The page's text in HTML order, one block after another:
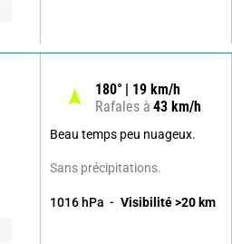
180° 19 km/h
Rafales à 43 km/h
Beau temps peu nuageux.
Sans précipitations.
1016 hPa Visibilité >20 km